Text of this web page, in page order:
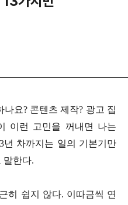
요? 콘텐츠 제작? 광고 집
이런 고민을 꺼내면 나는
3년 차까지는 일의 기본기만
말한다.
히 쉽지 않다. 이따금씩 연